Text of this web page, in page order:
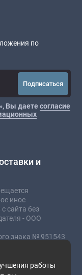
работы
по
Подписаться
Вы даетесогласие
и
иное
сайта без
- ООО
знака № 951543
и не